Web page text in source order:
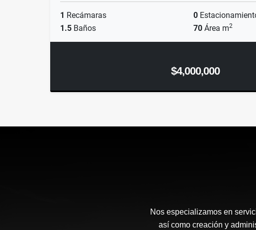
1 Recámaras 0
1.5 Baños 70 Área m2
$4,000,000
Nos especializamos en
así como creación y